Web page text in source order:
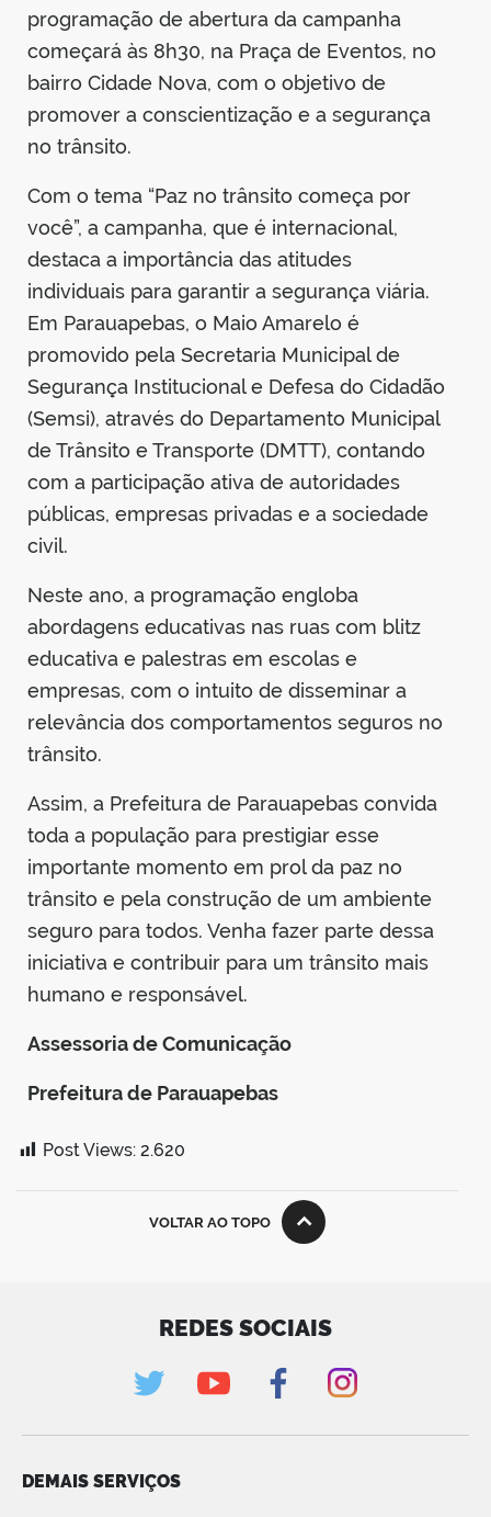
programação de abertura da campanha
começará às 8h30, na Praça de Eventos, no
bairro Cidade Nova, com o objetivo de
promover a conscientização e a segurança
no trânsito.
Com o tema “Paz no trânsito começa por
você”, a campanha, que é internacional,
destaca a importância das atitudes
individuais para garantir a segurança viária.
Em Parauapebas, o Maio Amarelo é
promovido pela Secretaria Municipal de
Segurança Institucional e Defesa do Cidadão
(Semsi), através do Departamento Municipal
de Trânsito e Transporte (DMTT), contando
com a participação ativa de autoridades
públicas, empresas privadas e a sociedade
civil.
Neste ano, a programação engloba
abordagens educativas nas ruas com blitz
educativa e palestras em escolas e
empresas, com o intuito de disseminar a
relevância dos comportamentos seguros no
trânsito.
Assim, a Prefeitura de Parauapebas convida
toda a população para prestigiar esse
importante momento em prol da paz no
trânsito e pela construção de um ambiente
seguro para todos. Venha fazer parte dessa
iniciativa e contribuir para um trânsito mais
humano e responsável.
Assessoria de Comunicação
Prefeitura de Parauapebas
Post Views: 2.620
VOLTAR AO TOPO
REDES SOCIAIS
DEMAIS SERVIÇOS